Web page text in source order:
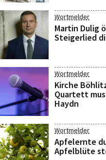
Wortmelder
Martin Dulig
Steigerlied
Wortmelder
Kirche
Quartett
Haydn
Wortmelder
Apfelernte
Apfelblüte